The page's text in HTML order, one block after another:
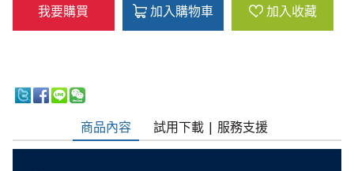
我要購買 加入購物車 加入收藏
商品內容 試用下載 | 服務支援